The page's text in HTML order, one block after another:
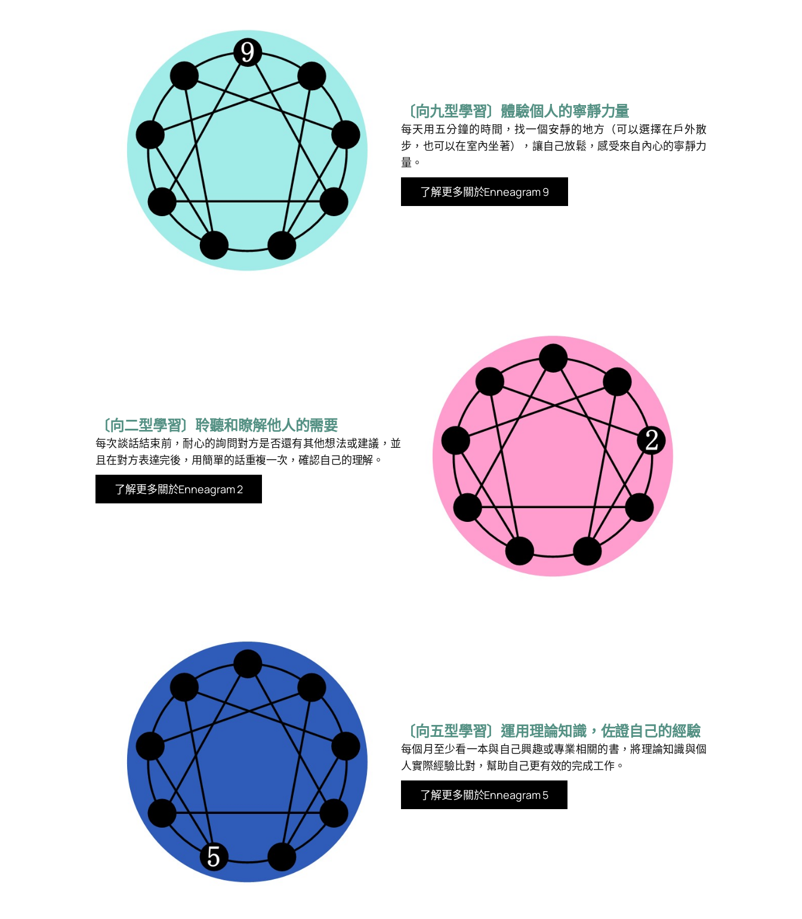
尋
〔向九型學習〕體驗個人的寧靜力量
每天用五分鐘的時間，找一個安靜的地方（可以選擇在戶外散
步，也可以在室內坐著），讓自己放鬆，感受來自內心的寧靜力
量。
了解更多關於Enneagram 9
〔向二型學習〕聆聽和瞭解他人的需要
每次談話結束前，耐心的詢問對方是否還有其他想法或建議，並
且在對方表達完後，用簡單的話重複一次，確認自己的理解。
了解更多關於Enneagram 2
〔向五型學習〕運用理論知識，佐證自己的經驗
每個月至少看一本與自己興趣或專業相關的書，將理論知識與個
人實際經驗比對，幫助自己更有效的完成工作。
了解更多關於Enneagram 5